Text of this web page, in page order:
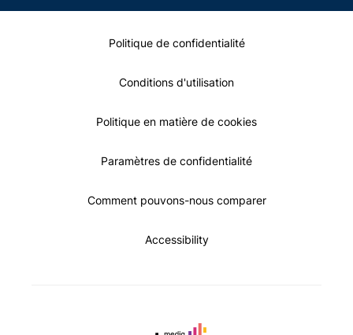
Politique de confidentialité
Conditions d'utilisation
Politique en matière de cookies
Paramètres de confidentialité
Comment pouvons-nous comparer
Accessibility